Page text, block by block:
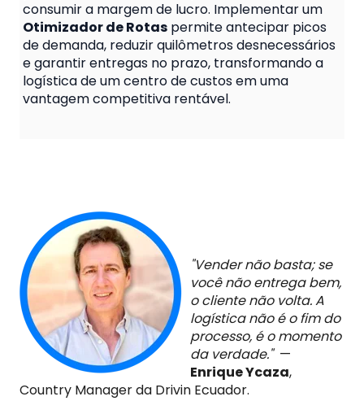
consumir a margem de lucro. Implementar um
Otimizador de Rotas permite antecipar picos
de demanda, reduzir quilômetros desnecessários
e garantir entregas no prazo, transformando a
logística de um centro de custos em uma
vantagem competitiva rentável.
"Vender não basta; se
você não entrega bem,
o cliente não volta. A
logística não é o fim do
processo, é o momento
da verdade."—
Enrique Ycaza,
Country Manager da Drivin Ecuador.